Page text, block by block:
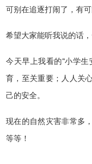
可别在追逐打闹了，有
希望大家能听我说的话
今天早上我看的“小学
育，至关重要；人人关
己的安全。
现在的自然灾害非常多
等等！